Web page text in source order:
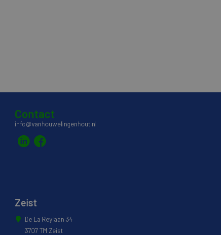
Contact
info@vanhouwelingenhout.nl
Zeist
De La Reylaan 34
3707 TM Zeist